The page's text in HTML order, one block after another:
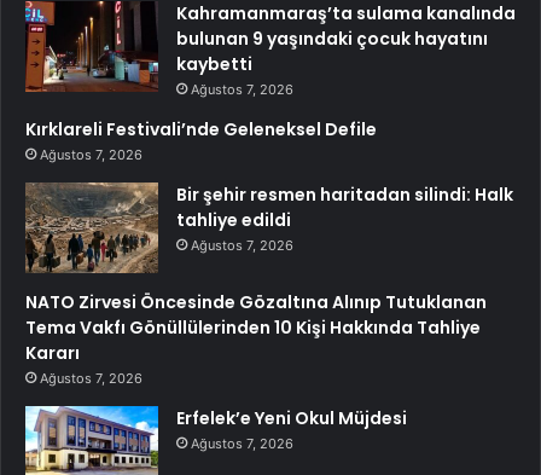
Kahramanmaraş’ta sulama kanalında
bulunan 9 yaşındaki çocuk hayatını
kaybetti
Ağustos 7, 2026
Kırklareli Festivali’nde Geleneksel Defile
Ağustos 7, 2026
Bir şehir resmen haritadan silindi: Halk
tahliye edildi
Ağustos 7, 2026
NATO Zirvesi Öncesinde Gözaltına Alınıp Tutuklanan
Tema Vakfı Gönüllülerinden 10 Kişi Hakkında Tahliye
Kararı
Ağustos 7, 2026
Erfelek’e Yeni Okul Müjdesi
Ağustos 7, 2026